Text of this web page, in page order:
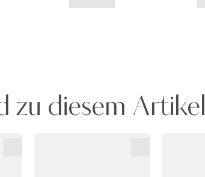
zu diesem Artikel